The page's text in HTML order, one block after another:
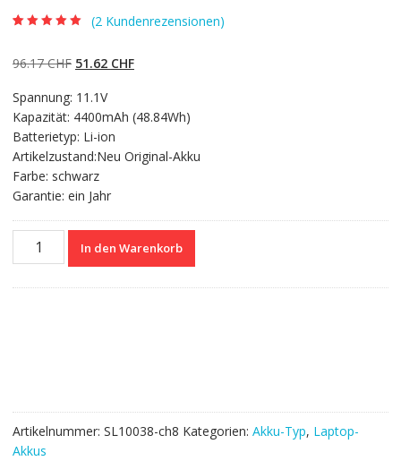
basierend auf
Kundenbewertun
(2 Kundenrezensionen)
96.17CHF Ursprünglicher
war:
96.17 CHF
51.62 CHFAktueller
51.62 CHF.
Spannung: 11.1V
Kapazität: 4400mAh (48.84Wh)
Batterietyp: Li-ion
Artikelzustand:Neu Original-Akku
Farbe: schwarz
Garantie: ein Jahr
Nagelneuer
In den Warenkorb
Artikelnummer: SL10038-ch8 Kategorien: Akku-Typ, Laptop-
Akkus